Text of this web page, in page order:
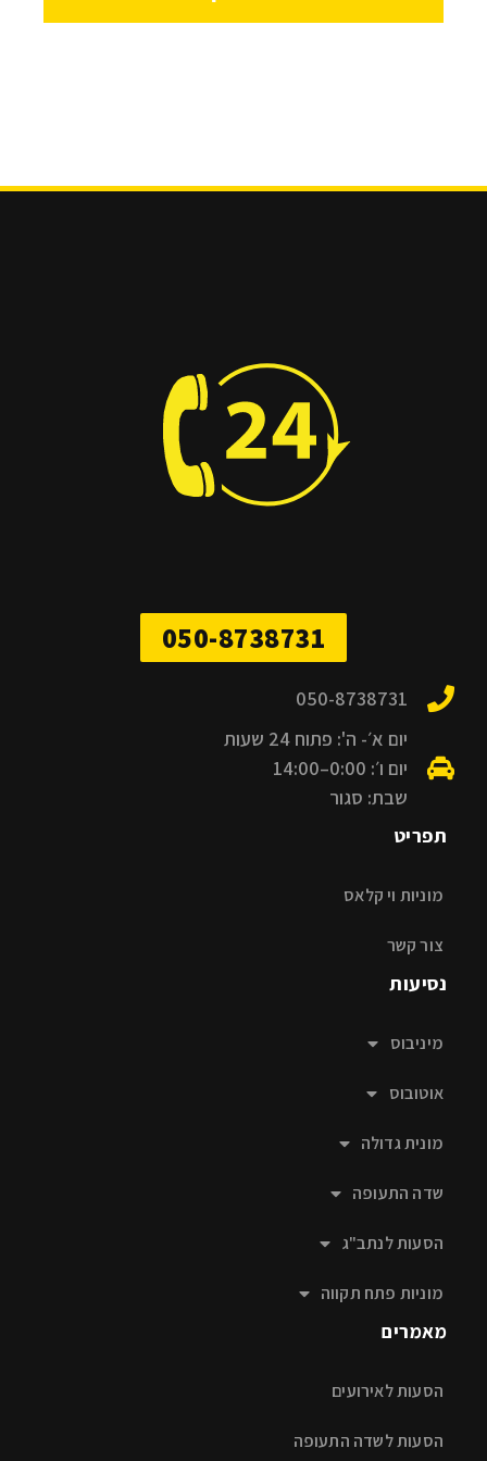
050-8738731
050-8738731
יום א׳- ה': פתוח 24 שעות
יום ו׳: 0:00–14:00
שבת: סגור
תפריט
מוניות וי קלאס
צור קשר
נסיעות
מיניבוס
אוטובוס
מונית גדולה
שדה התעופה
הסעות לנתב"ג
מוניות פתח תקווה
מאמרים
הסעות לאירועים
הסעות לשדה התעופה